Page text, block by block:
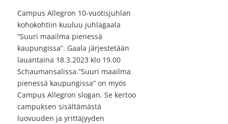
Campus Allegron 10-vuotisjuhlan
kohokohtiin kuuluu juhlagaala
”Suuri maailma pienessä
kaupungissa”. Gaala järjestetään
lauantaina 18.3.2023 klo 19.00
Schaumansalissa.”Suuri maailma
pienessä kaupungissa” on myös
Campus Allegron slogan. Se kertoo
campuksen sisältämästä
luovuuden ja yrittäjyyden